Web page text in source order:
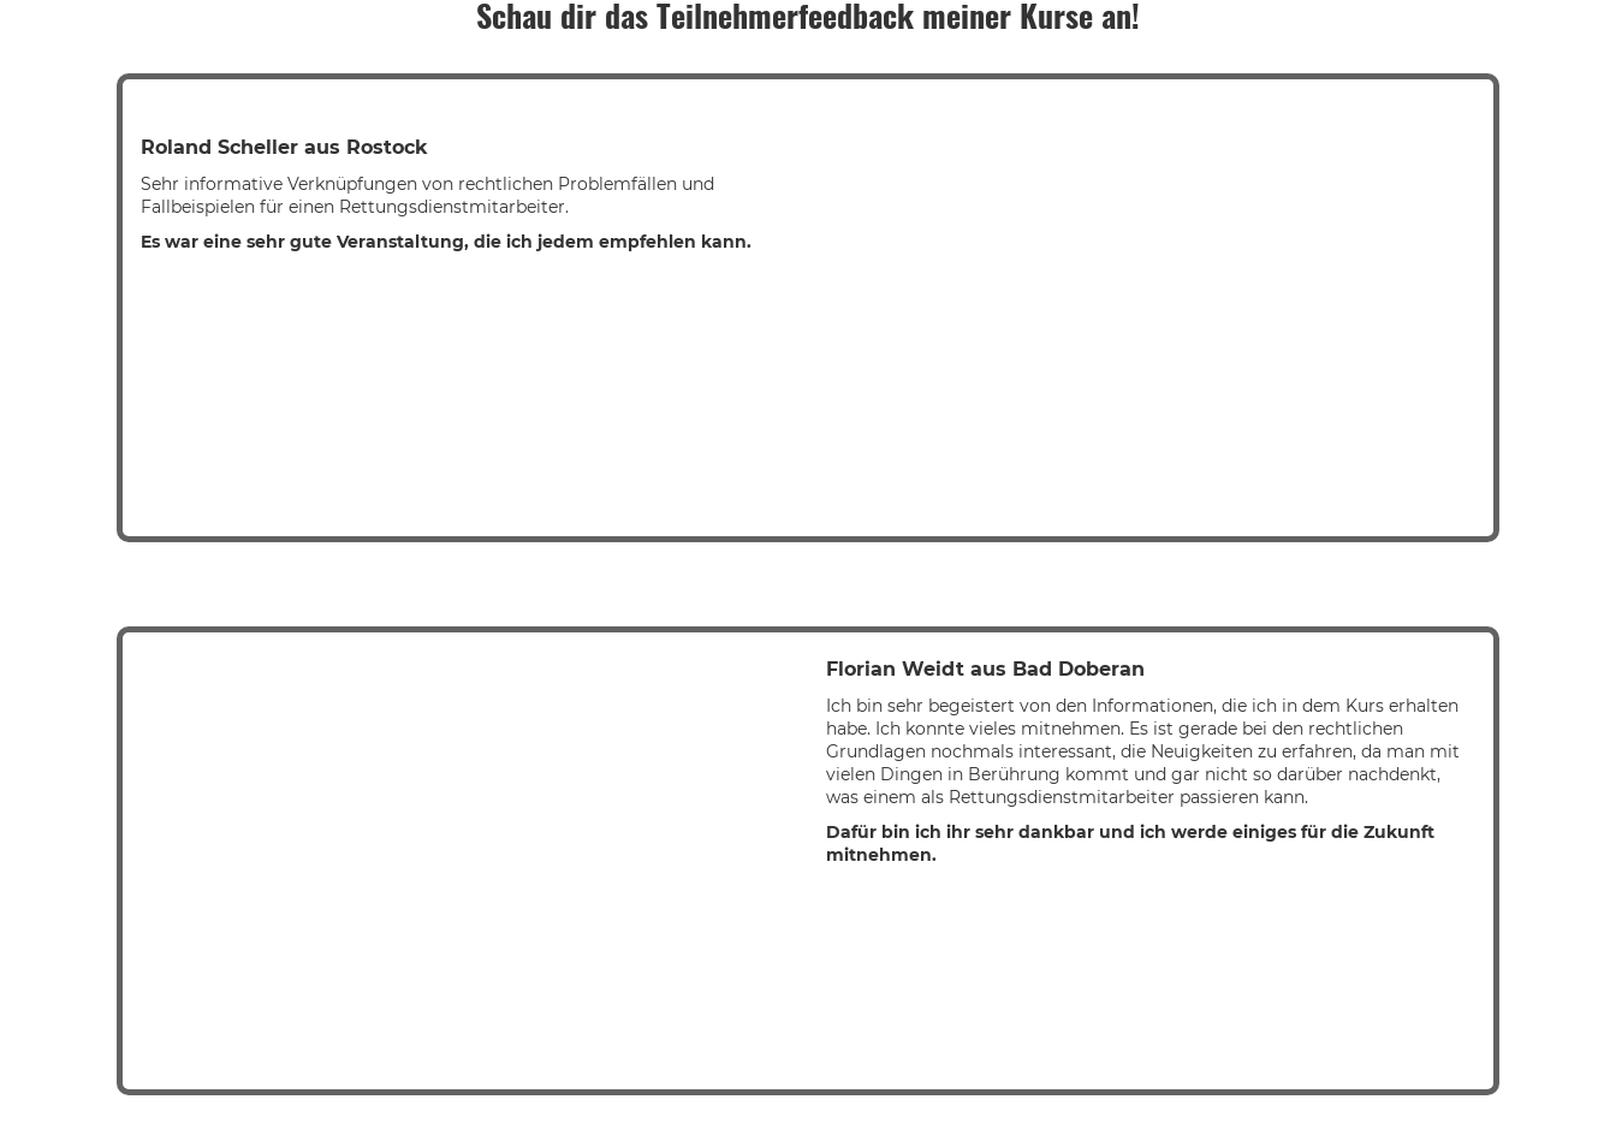
Schau dir das Teilnehmerfeedback meiner Kurse an!
Roland Scheller aus Rostock
Sehr informative Verknüpfungen von rechtlichen Problemfällen und
Fallbeispielen für einen Rettungsdienstmitarbeiter.
Es war eine sehr gute Veranstaltung, die ich jedem empfehlen kann.
Florian Weidt aus Bad Doberan
Ich bin sehr begeistert von den Informationen, die ich in dem Kurs erhalten
habe. Ich konnte vieles mitnehmen. Es ist gerade bei den rechtlichen
Grundlagen nochmals interessant, die Neuigkeiten zu erfahren, da man mit
vielen Dingen in Berührung kommt und gar nicht so darüber nachdenkt,
was einem als Rettungsdienstmitarbeiter passieren kann.
Dafür bin ich ihr sehr dankbar und ich werde einiges für die Zukunft
mitnehmen.